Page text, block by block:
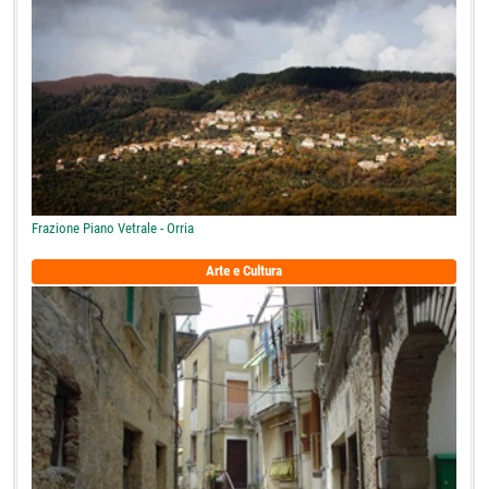
Frazione Piano Vetrale - Orria
Arte e Cultura